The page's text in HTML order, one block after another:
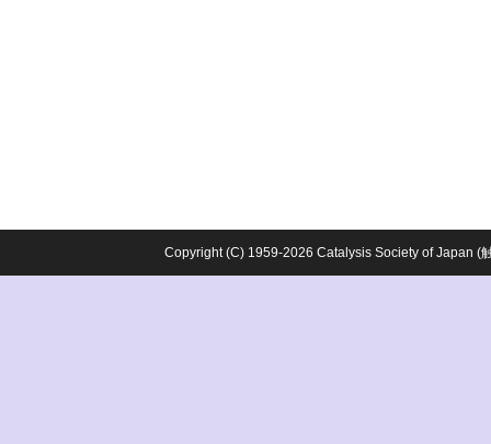
Copyright (C) 1959-2026 Catalysis Society of Japan (